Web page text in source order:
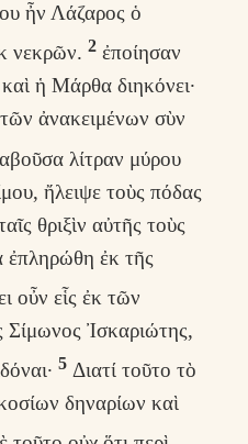
ἦν Λάζαρος ὁ
νεκρῶν. 2 ἐποίησαν
ἡ Μάρθα διηκόνει·
ἀνακειμένων σὺν
λίτραν μύρου
ἤλειψε τοὺς πόδας
θριξὶν αὐτῆς τοὺς
ἐπληρώθη ἐκ τῆς
οὖν εἷς ἐκ τῶν
Ἰσκαριώτης,
5 Διατί τοῦτο τὸ
δηναρίων καὶ